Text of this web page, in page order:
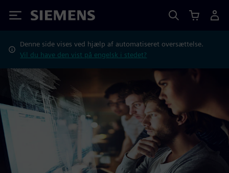
Siemens
Denne side vises ved hjælp af automatiseret oversættelse.
Vil du have den vist på engelsk i stedet?